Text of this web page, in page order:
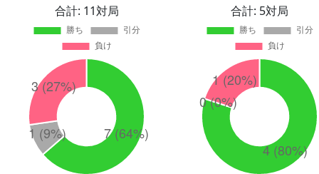
合計: 11対局
合計: 5対局